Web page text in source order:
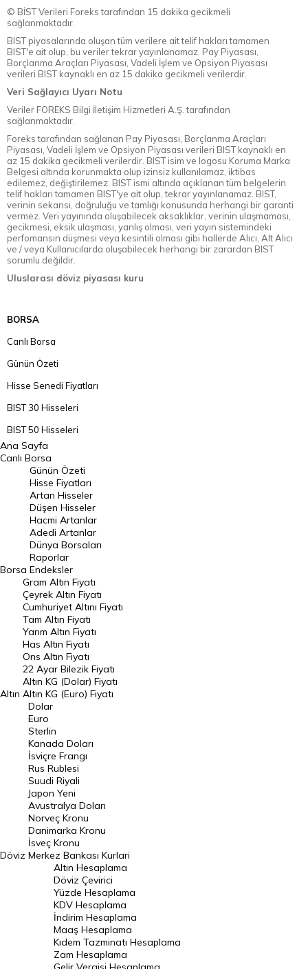
© BİST Verileri Foreks tarafından 15 dakika gecikmeli
sağlanmaktadır.
BIST piyasalarında oluşan tüm verilere ait telif hakları tamamen
BIST'e ait olup, bu veriler tekrar yayınlanamaz. Pay Piyasası,
Borçlanma Araçları Piyasası, Vadeli İşlem ve Opsiyon Piyasası
verileri BIST kaynaklı en az 15 dakika gecikmeli verilerdir.
Veri Sağlayıcı Uyarı Notu
Veriler FOREKS Bilgi İletişim Hizmetleri A.Ş. tarafından
sağlanmaktadır.
Foreks tarafından sağlanan Pay Piyasası, Borçlanma Araçları
Piyasası, Vadeli İşlem ve Opsiyon Piyasası verileri BIST kaynaklı en
az 15 dakika gecikmeli verilerdir. BIST isim ve logosu Koruma Marka
Belgesi altında korunmakta olup izinsiz kullanılamaz, iktibas
edilemez, değiştirilemez. BIST ismi altında açıklanan tüm belgelerin
telif hakları tamamen BIST'ye ait olup, tekrar yayınlanamaz. BIST,
verinin sekansı, doğruluğu ve tamlığı konusunda herhangi bir garanti
vermez. Veri yayınında oluşabilecek aksaklıklar, verinin ulaşmaması,
gecikmesi, eksik ulaşması, yanlış olması, veri yayın sistemindeki
perfomansın düşmesi veya kesintili olması gibi hallerde Alıcı, Alt Alıcı
ve / veya Kullanıcılarda oluşabilecek herhangi bir zarardan BIST
sorumlu değildir.
Uluslarası döviz piyasası kuru
BORSA
Canlı Borsa
Günün Özeti
Hisse Senedi Fiyatları
BIST 30 Hisseleri
BIST 50 Hisseleri
BIST 100 Hisseleri
En Çok Artan Hisseler
En Çok Düşen Hisseler
Hacmi Artanlar
Geçmiş Kapanışlar
Dünya Borsaları
Raporlar
Endeksler
DÖVİZ
Döviz Kuru
Dolar Kuru
Euro Kuru
Pound Kuru
Frank Kuru
Riyal Kuru
Avustralya Doları
Danimarka Kronu Kuru
Kanada Doları Kuru
Norveç Kronu Kuru
İsveç Kronu Kuru
Japon Yeni Kuru
Serbest Piyasa Döviz Kurları
Merkez Bankası Döviz Kurları
Ana Sayfa
Canlı Borsa
Borsa
Günün Özeti
Hisse Fiyatları
Artan Hisseler
Düşen Hisseler
Hacmi Artanlar
Adedi Artanlar
Dünya Borsaları
Raporlar
Endeksler
Altın
Gram Altın Fiyatı
Çeyrek Altın Fiyatı
Cumhuriyet Altını Fiyatı
Tam Altın Fiyatı
Yarım Altın Fiyatı
Has Altın Fiyatı
Ons Altın Fiyatı
22 Ayar Bilezik Fiyatı
Altın KG (Dolar) Fiyatı
Altın KG (Euro) Fiyatı
Döviz
Dolar
Euro
Sterlin
Kanada Doları
İsviçre Frangı
Rus Rublesi
Suudi Riyali
Japon Yeni
Avustralya Doları
Norveç Kronu
Danimarka Kronu
İsveç Kronu
Merkez Bankası Kurlari
Altın Hesaplama
Döviz Çevirici
Yüzde Hesaplama
KDV Hesaplama
İndirim Hesaplama
Maaş Hesaplama
Kıdem Tazminatı Hesaplama
Zam Hesaplama